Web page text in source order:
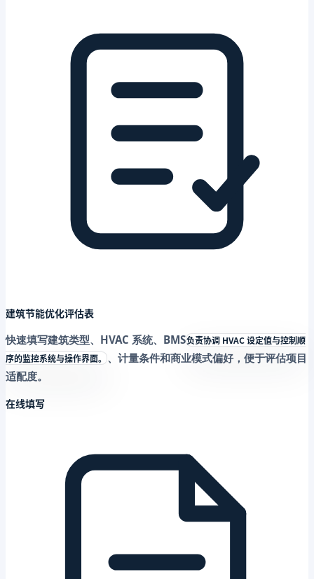
建筑节能优化评估表
快速填写建筑类型、HVAC 系统、 BMS负责协调 HVAC 设定值与控制顺
序的监控系统与操作界面。、计量条件和商业模式偏好，便于评估项目
适配度。
在线填写